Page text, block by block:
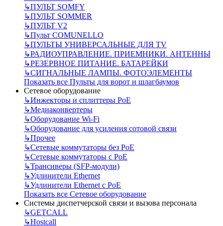
↳ПУЛЬТ SOMFY
↳ПУЛЬТ SOMMER
↳ПУЛЬТ V2
↳Пульт СOMUNELLO
↳ПУЛЬТЫ УНИВЕРСАЛЬНЫЕ ДЛЯ TV
↳РАДИОУПРАВЛЕНИЕ. ПРИЕМНИКИ. АНТЕННЫ
↳РЕЗЕРВНОЕ ПИТАНИЕ. БАТАРЕЙКИ
↳СИГНАЛЬНЫЕ ЛАМПЫ. ФОТОЭЛЕМЕНТЫ
Показать все Пульты для ворот и шлагбаумов
Сетевое оборудование
↳Инжекторы и сплиттеры РоЕ
↳Медиаконвертеры
↳Оборудование Wi-Fi
↳Оборудование для усиления сотовой связи
↳Прочее
↳Сетевые коммутаторы без РоЕ
↳Сетевые коммутаторы с РоЕ
↳Трансиверы (SFP-модули)
↳Удлинители Ethernet
↳Удлинители Ethernet с PoE
Показать все Сетевое оборудование
Системы диспетчерской связи и вызова персонала
↳GETCALL
↳Hostcall